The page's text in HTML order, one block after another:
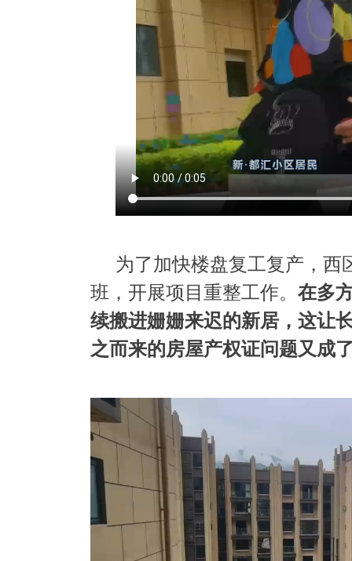
为了加快楼盘复工复产，西
班，开展项目重整工作。 在多
续搬进姗姗来迟的新居，这让
之而来的房屋产权证问题又成